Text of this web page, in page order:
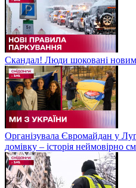
Скандал! Люди шоковані
Організувала Євромайдан у
домівку – історія неймовірно